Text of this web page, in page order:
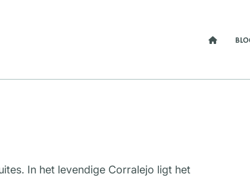
In het levendige Corralejo ligt het